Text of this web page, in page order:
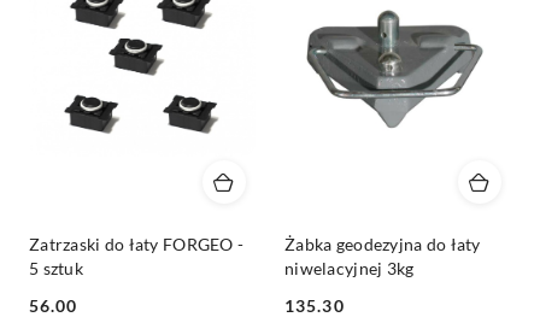
Zatrzaski do łaty FORGEO -
5 sztuk
56.00
Żabka geodezyjna do łaty
niwelacyjnej 3kg
135.30